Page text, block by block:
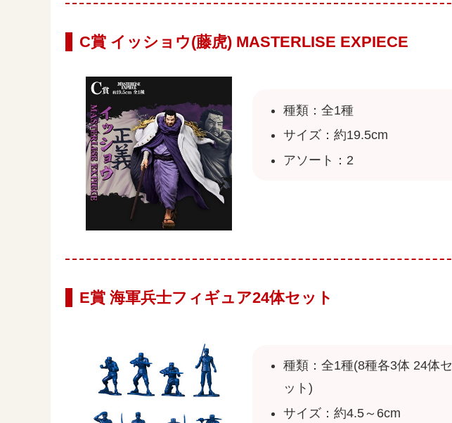
C賞 イッショウ(藤虎) MASTERLISE EXPIECE
種類：全1種
サイズ：約19.5cm
アソート：2
E賞 海軍兵士フィギュア24体セット
種類：全1種(8種各3体 24体セ
ット)
サイズ：約4.5～6cm